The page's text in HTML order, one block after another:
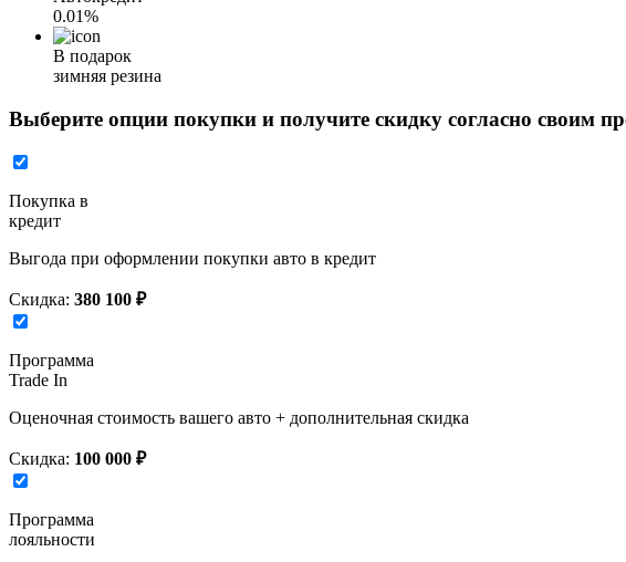
0.01%
В подарок
зимняя резина
Выберите опции покупки и получите скидку согласно своим
Покупка в
кредит
Выгода при оформлении покупки авто в кредит
Скидка: 380 100 ₽
Программа
Trade In
Оценочная стоимость вашего авто + дополнительная скидка
Скидка: 100 000 ₽
Программа
лояльности